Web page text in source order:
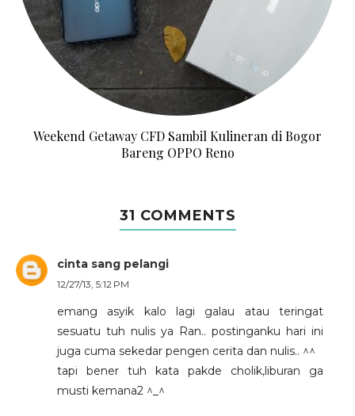
Weekend Getaway CFD Sambil Kulineran di Bogor
Bareng OPPO Reno
31 COMMENTS
cinta sang pelangi
12/27/13, 5:12 PM
emang asyik kalo lagi galau atau teringat
sesuatu tuh nulis ya Ran.. postinganku hari ini
juga cuma sekedar pengen cerita dan nulis.. ^^
tapi bener tuh kata pakde cholik,liburan ga
musti kemana2 ^_^